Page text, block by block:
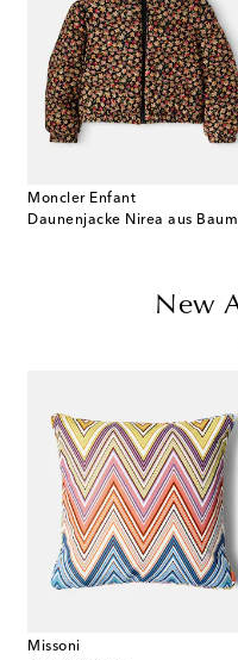
Moncler Enfant
New
Missoni